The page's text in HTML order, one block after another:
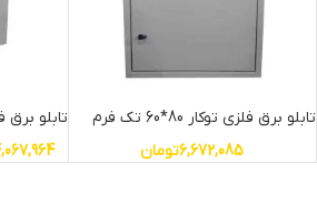
تابلو برق فلزی توکار 80*60 تک فرم
6,672,085تومان
تابلو برق فلزی